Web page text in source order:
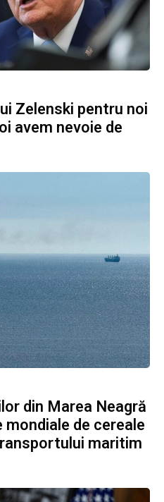
Zelenski pentru noi
avem nevoie de
din Marea Neagră
de cereale
maritim